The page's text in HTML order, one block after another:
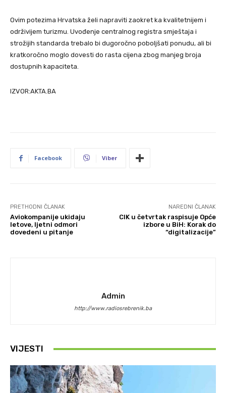
Ovim potezima Hrvatska želi napraviti zaokret ka kvalitetnijem i
održivijem turizmu. Uvođenje centralnog registra smještaja i
strožijih standarda trebalo bi dugoročno poboljšati ponudu, ali bi
kratkoročno moglo dovesti do rasta cijena zbog manjeg broja
dostupnih kapaciteta.
IZVOR:AKTA.BA
Facebook Viber
PRETHODNI ČLANAK
Aviokompanije ukidaju
letove, ljetni odmori
dovedeni u pitanje
NAREDNI ČLANAK
CIK u četvrtak raspisuje Opće
izbore u BiH: Korak do
“digitalizacije”
Admin
http://www.radiosrebrenik.ba
VIJESTI